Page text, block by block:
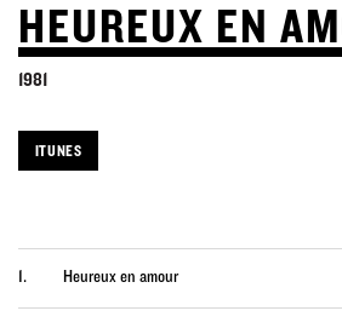
HEUREUX EN
1981
ITUNES
1. Heureux en amour